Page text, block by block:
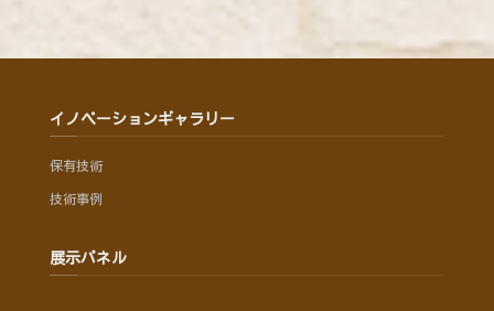
イノベーションギャラリー
保有技術
技術事例
展示パネル